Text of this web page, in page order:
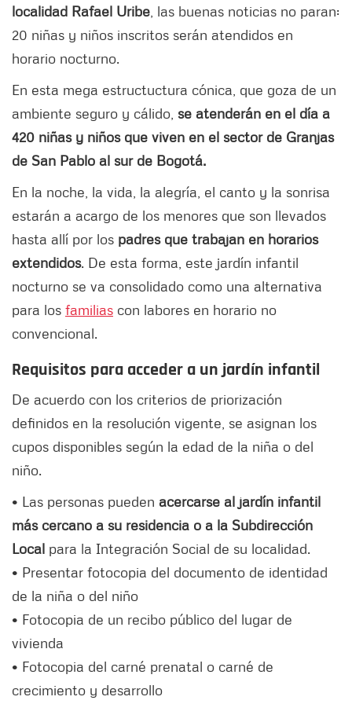
localidad Rafael Uribe , las buenas noticias no paran:
20 niñas y niños inscritos serán atendidos en
horario nocturno.
En esta mega estructuctura cónica, que goza de un
ambiente seguro y cálido, se atenderán en el día a
420 niñas y niños que viven en el sector de Granjas
de San Pablo al sur de Bogotá.
En la noche, la vida, la alegría, el canto y la sonrisa
estarán a acargo de los menores que son llevados
hasta allí por los padres que trabajan en horarios
extendidos. De esta forma, este jardín infantil
nocturno se va consolidado como una alternativa
para los familias con labores en horario no
convencional.
Requisitos para acceder a un jardín infantil
De acuerdo con los criterios de priorización
definidos en la resolución vigente, se asignan los
cupos disponibles según la edad de la niña o del
niño.
• Las personas pueden acercarse al jardín infantil
más cercano a su residencia o a la Subdirección
Local para la Integración Social de su localidad.
• Presentar fotocopia del documento de identidad
de la niña o del niño
• Fotocopia de un recibo público del lugar de
vivienda
• Fotocopia del carné prenatal o carné de
crecimiento y desarrollo